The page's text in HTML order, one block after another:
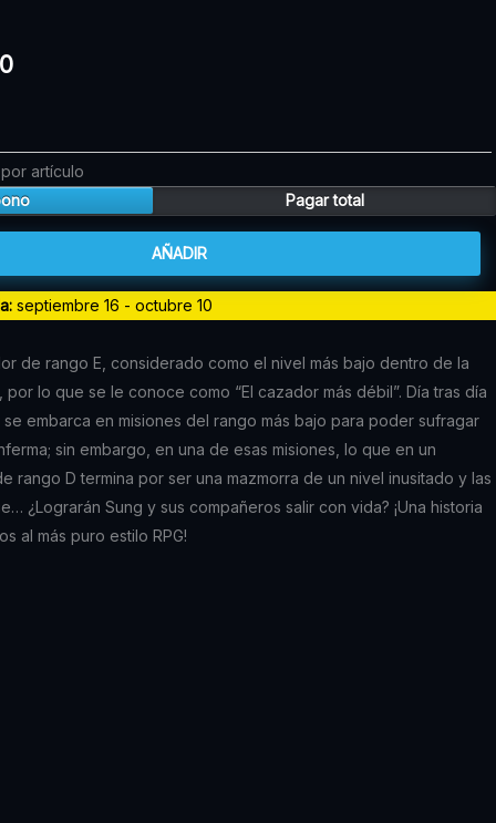
actual
por artículo
Pagar total
AÑADIR
septiembre 16 - octubre 10
de rango E, considerado como el nivel más bajo dentro de la
lo que se le conoce como “El cazador más débil”. Día tras día
embarca en misiones del rango más bajo para poder sufragar
sin embargo, en una de esas misiones, lo que en un
rango D termina por ser una mazmorra de un nivel inusitado y las
¿Lograrán Sung y sus compañeros salir con vida? ¡Una historia
al más puro estilo RPG!